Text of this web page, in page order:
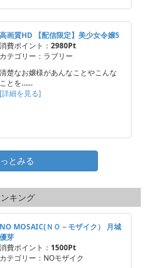
高画質HD 【配信限定】美少女令嬢5
消費ポイント： 2980Pt
カテゴリー：ラブリー
清楚なお嬢様があんなことやこんな
ことを……
[詳細を見る]
とみる
キング
NO MOSAIC(ＮＯ－モザイク） 月城
優芽
消費ポイント： 1500Pt
カテゴリー：NOモザイク